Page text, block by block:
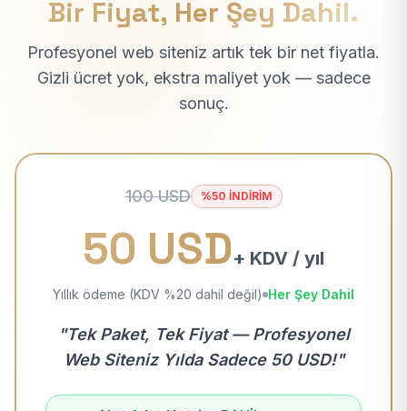
Bir Fiyat, Her Şey Dahil.
Profesyonel web siteniz artık tek bir net fiyatla.
Gizli ücret yok, ekstra maliyet yok — sadece
sonuç.
100 USD %50 İNDİRİM
50 USD+ KDV / yıl
Yıllık ödeme (KDV %20 dahil değil) Her Şey Dahil
"Tek Paket, Tek Fiyat — Profesyonel
Web Siteniz Yılda Sadece 50 USD!"